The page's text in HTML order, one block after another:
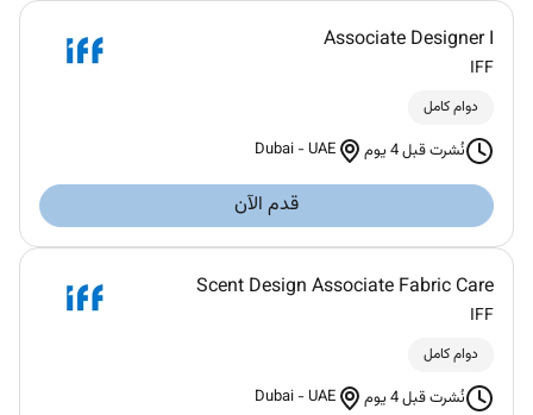
Associate Designer I
IFF
دوام كامل
نُشرت قبل 4 يوم Dubai -UAE
قدم الآن
Scent Design Associate Fabric Care
IFF
دوام كامل
نُشرت قبل 4 يوم Dubai -UAE